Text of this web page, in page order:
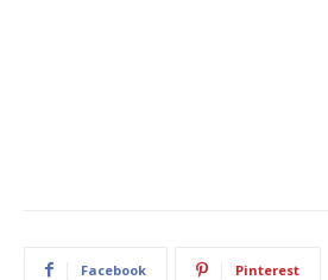
Facebook Pinterest